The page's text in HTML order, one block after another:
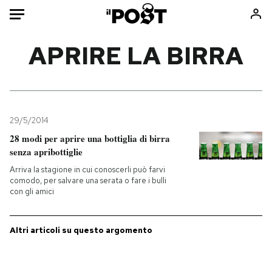
Mondo
Politica
Tecnologia
Internet
Scienza
Economia
Consumismi
Ok Boomer!
APRIRE LA BIRRA
29/5/2014
28 modi per aprire una bottiglia di birra
senza apribottiglie
Arriva la stagione in cui conoscerli può farvi
comodo, per salvare una serata o fare i bulli
con gli amici
Altri articoli su questo argomento